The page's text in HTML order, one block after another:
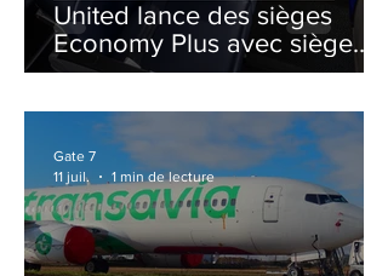
United lance des sièges
Economy Plus avec siège
central neutralisé
Gate 7
11 juil.
1 min de lecture